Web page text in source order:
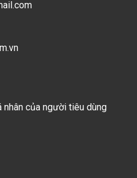
nhân của người tiêu dùng